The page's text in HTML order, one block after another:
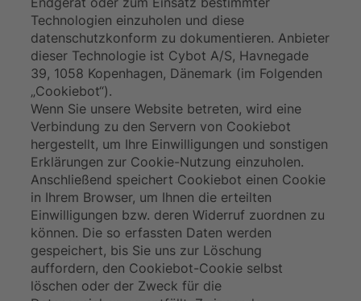
Technologien einzuholen und diese
datenschutzkonform zu dokumentieren. Anbieter
dieser Technologie ist Cybot A/S, Havnegade
39, 1058 Kopenhagen, Dänemark (im Folgenden
„Cookiebot“).
Wenn Sie unsere Website betreten, wird eine
Verbindung zu den Servern von Cookiebot
hergestellt, um Ihre Einwilligungen und sonstigen
Erklärungen zur Cookie-Nutzung einzuholen.
Anschließend speichert Cookiebot einen Cookie
in Ihrem Browser, um Ihnen die erteilten
Einwilligungen bzw. deren Widerruf zuordnen zu
können. Die so erfassten Daten werden
gespeichert, bis Sie uns zur Löschung
auffordern, den Cookiebot-Cookie selbst
löschen oder der Zweck für die